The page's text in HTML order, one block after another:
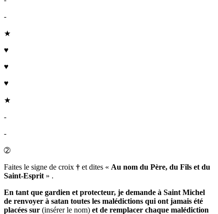
-
★
♥
♥
♥
★
-
-
➁
Faites le signe de croix † et dites « Au nom du Père, du Fils et du
Saint-Esprit » .
En tant que gardien et protecteur, je demande à Saint Michel
de renvoyer à satan toutes les malédictions qui ont jamais été
placées sur (insérer le nom) et de remplacer chaque malédiction